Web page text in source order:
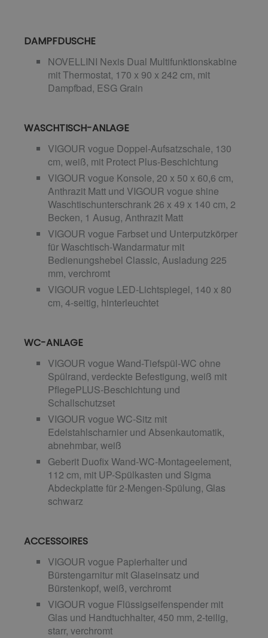
DAMPFDUSCHE
NOVELLINI Nexis Dual Multifunktionskabine
mit Thermostat, 170 x 90 x 242 cm, mit
Dampfbad, ESG Grain
WASCHTISCH-ANLAGE
VIGOUR vogue Doppel-Aufsatzschale, 130
cm, weiß, mit Protect Plus-Beschichtung
VIGOUR vogue Konsole, 20 x 50 x 60,6 cm,
Anthrazit Matt und VIGOUR vogue shine
Waschtischunterschrank 26 x 49 x 140 cm, 2
Becken, 1 Ausug, Anthrazit Matt
VIGOUR vogue Farbset und Unterputzkörper
für Waschtisch-Wandarmatur mit
Bedienungshebel Classic, Ausladung 225
mm, verchromt
VIGOUR vogue LED-Lichtspiegel, 140 x 80
cm, 4-seitig, hinterleuchtet
WC-ANLAGE
VIGOUR vogue Wand-Tiefspül-WC ohne
Spülrand, verdeckte Befestigung, weiß mit
PflegePLUS-Beschichtung und
Schallschutzset
VIGOUR vogue WC-Sitz mit
Edelstahlscharnier und Absenkautomatik,
abnehmbar, weiß
Geberit Duofix Wand-WC-Montageelement,
112 cm, mit UP-Spülkasten und Sigma
Abdeckplatte für 2-Mengen-Spülung, Glas
schwarz
ACCESSOIRES
VIGOUR vogue Papierhalter und
Bürstengarnitur mit Glaseinsatz und
Bürstenkopf, weiß, verchromt
VIGOUR vogue Flüssigseifenspender mit
Glas und Handtuchhalter, 450 mm, 2-teilig,
starr, verchromt